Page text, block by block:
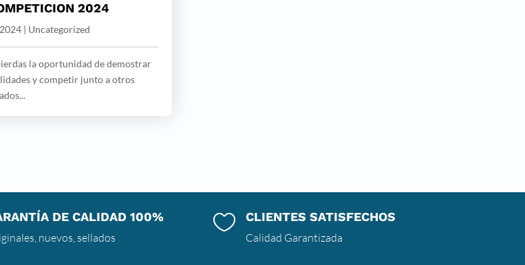
2024
| Uncategorized
la oportunidad de demostrar
y competir junto a otros
DE CALIDAD 100%
nuevos, sellados
 CLIENTES SATISFECHOS
Calidad Garantizada